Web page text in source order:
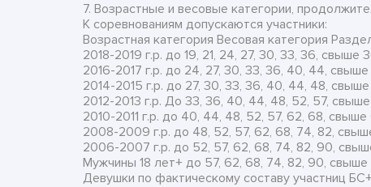
7. Возрастные и весовые категории,
К соревнованиям допускаются участники:
Возрастная категория Весовая категория
2018-2019 г.р. до 19, 21, 24, 27, 30, 33, 36,
2016-2017 г.р. до 24, 27, 30, 33, 36, 40, 44,
2014-2015 г.р. до 27, 30, 33, 36, 40, 44, 48,
2012-2013 г.р. До 33, 36, 40, 44, 48, 52, 57,
2010-2011 г.р. до 40, 44, 48, 52, 57, 62, 68,
2008-2009 г.р. до 48, 52, 57, 62, 68, 74, 82,
2006-2007 г.р. до 52, 57, 62, 68, 74, 82, 90,
Мужчины 18 лет+ до 57, 62, 68, 74, 82, 90,
Девушки по фактическому составу участниц